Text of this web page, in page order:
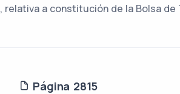
relativa a constitución de la Bolsa
Página 2815